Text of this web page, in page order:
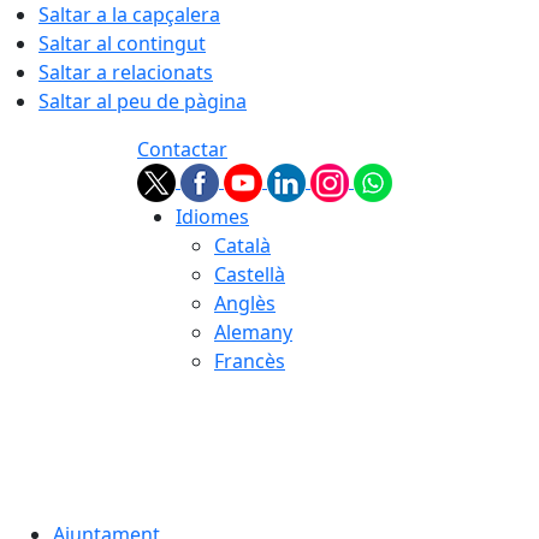
Saltar a la capçalera
Saltar al contingut
Saltar a relacionats
Saltar al peu de pàgina
Contactar
Idiomes
Català
Castellà
Anglès
Alemany
Francès